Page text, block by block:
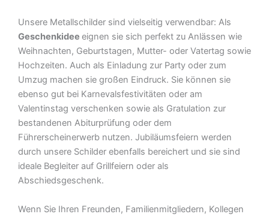
Unsere Metallschilder sind vielseitig verwendbar: Als
Geschenkidee eignen sie sich perfekt zu Anlässen wie
Weihnachten, Geburtstagen, Mutter- oder Vatertag sowie
Hochzeiten. Auch als Einladung zur Party oder zum
Umzug machen sie großen Eindruck. Sie können sie
ebenso gut bei Karnevalsfestivitäten oder am
Valentinstag verschenken sowie als Gratulation zur
bestandenen Abiturprüfung oder dem
Führerscheinerwerb nutzen. Jubiläumsfeiern werden
durch unsere Schilder ebenfalls bereichert und sie sind
ideale Begleiter auf Grillfeiern oder als
Abschiedsgeschenk.
Wenn Sie Ihren Freunden, Familienmitgliedern, Kollegen